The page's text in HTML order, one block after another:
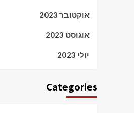
אוקטובר 2023
אוגוסט 2023
יולי 2023
Categories